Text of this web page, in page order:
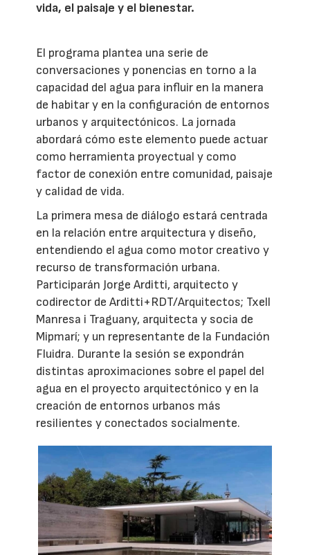
vida, el paisaje y el bienestar.
El programa plantea una serie de
conversaciones y ponencias en torno a la
capacidad del agua para influir en la manera
de habitar y en la configuración de entornos
urbanos y arquitectónicos. La jornada
abordará cómo este elemento puede actuar
como herramienta proyectual y como
factor de conexión entre comunidad, paisaje
y calidad de vida.
La primera mesa de diálogo estará centrada
en la relación entre arquitectura y diseño,
entendiendo el agua como motor creativo y
recurso de transformación urbana.
Participarán Jorge Arditti, arquitecto y
codirector de Arditti+RDT/Arquitectos; Txell
Manresa i Traguany, arquitecta y socia de
Mipmarí; y un representante de la Fundación
Fluidra. Durante la sesión se expondrán
distintas aproximaciones sobre el papel del
agua en el proyecto arquitectónico y en la
creación de entornos urbanos más
resilientes y conectados socialmente.